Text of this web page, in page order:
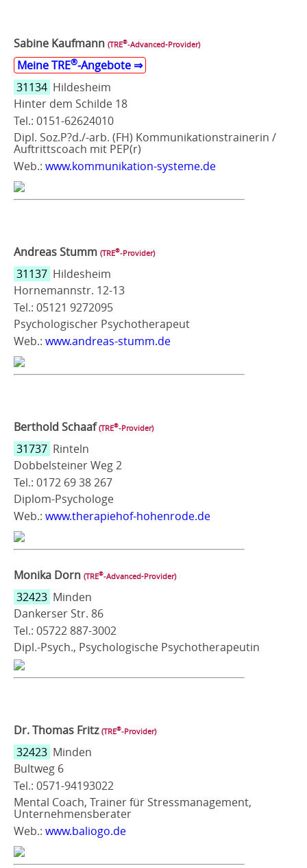
Sabine Kaufmann (TRE®‑Advanced-Provider)
Meine TRE®‑Angebote ⇒
31134 Hildesheim
Hinter dem Schilde 18
Tel.: 0151-62624010
Dipl. Soz.P?d./-arb. (FH) Kommunikationstrainerin /
Auftrittscoach mit PEP(r)
Web.: www.kommunikation-systeme.de
Andreas Stumm (TRE®‑Provider)
31137 Hildesheim
Hornemannstr. 12-13
Tel.: 05121 9272095
Psychologischer Psychotherapeut
Web.: www.andreas-stumm.de
Berthold Schaaf (TRE®‑Provider)
31737 Rinteln
Dobbelsteiner Weg 2
Tel.: 0172 69 38 267
Diplom-Psychologe
Web.: www.therapiehof-hohenrode.de
Monika Dorn (TRE®‑Advanced-Provider)
32423 Minden
Dankerser Str. 86
Tel.: 05722 887-3002
Dipl.-Psych., Psychologische Psychotherapeutin
Dr. Thomas Fritz (TRE®‑Provider)
32423 Minden
Bultweg 6
Tel.: 0571-94193022
Mental Coach, Trainer für Stressmanagement,
Unternehmensberater
Web.: www.baliogo.de